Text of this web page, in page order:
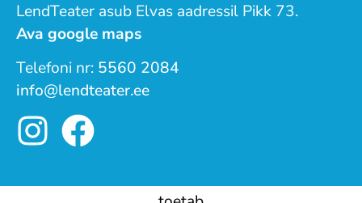
LendTeater asub Elvas aadressil Pikk 73.
Ava google maps
Telefoni nr: 5560 2084
info@lendteater.ee